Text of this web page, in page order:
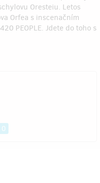
Oresteiu. Letos
Orfea s inscenačním
PEOPLE. Jdete do toho s
0